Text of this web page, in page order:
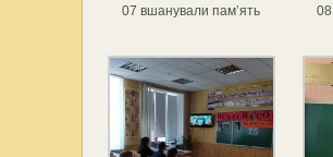
07 вшанували пам’ять